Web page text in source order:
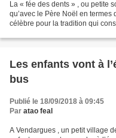
La « fée des dents » , ou petite
qu’avec le Père Noël en
célèbre pour la tradition qui
Les enfants vont à
bus
Publié le 18/09/2018 à 09:45
Par atao feal
A Vendargues , un petit village